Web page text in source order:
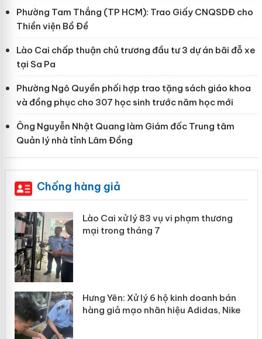
Phường Tam Thắng (TP HCM): Trao Giấy CNQSDĐ cho
Thiền viện Bồ Đề
Lào Cai chấp thuận chủ trương đầu tư 3 dự án bãi đỗ xe
tại Sa Pa
Phường Ngô Quyền phối hợp trao tặng sách giáo khoa
và đồng phục cho 307 học sinh trước năm học mới
Ông Nguyễn Nhật Quang làm Giám đốc Trung tâm
Quản lý nhà tỉnh Lâm Đồng
Chống hàng giả
Lào Cai xử lý 83 vụ vi phạm thương
mại trong tháng 7
Hưng Yên: Xử lý 6 hộ kinh doanh bán
hàng giả mạo nhãn hiệu Adidas, Nike